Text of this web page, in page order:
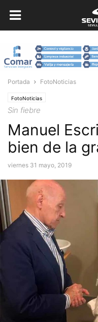
Portada FotoNoticias
FotoNoticias
Sin fiebre
Manuel
bien de la
viernes 31 mayo, 2019